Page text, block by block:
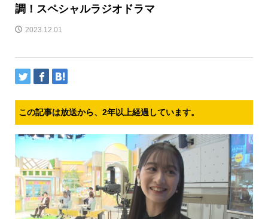
調！スペシャルラジオドラマ
2023.12.01
この記事は放送から、2年以上経過しています。